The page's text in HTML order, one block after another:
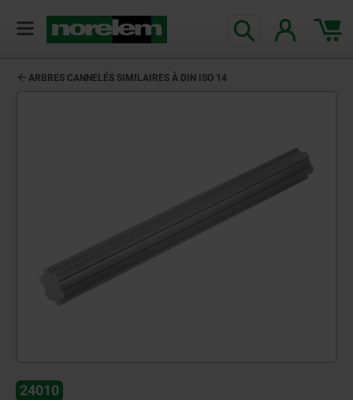
ARBRES CANNELÉS SIMILAIRES À DIN ISO 14
24010